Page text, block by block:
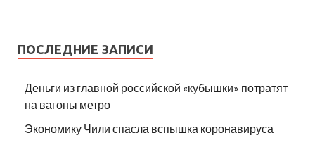
ПОСЛЕДНИЕ ЗАПИСИ
Деньги из главной российской «кубышки» потратят
на вагоны метро
Экономику Чили спасла вспышка коронавируса